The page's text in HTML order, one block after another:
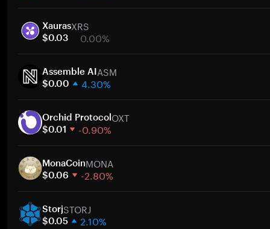
30 天
市值
XaurasXRS
$0.03 0.00%
30 天
市值
Assemble AIASM
$0.00 4.30%
30 天
市值
Orchid ProtocolOXT
$0.01 -0.90%
30 天
市值
MonaCoinMONA
$0.06 -2.80%
30 天
市值
StorjSTORJ
$0.05 2.10%